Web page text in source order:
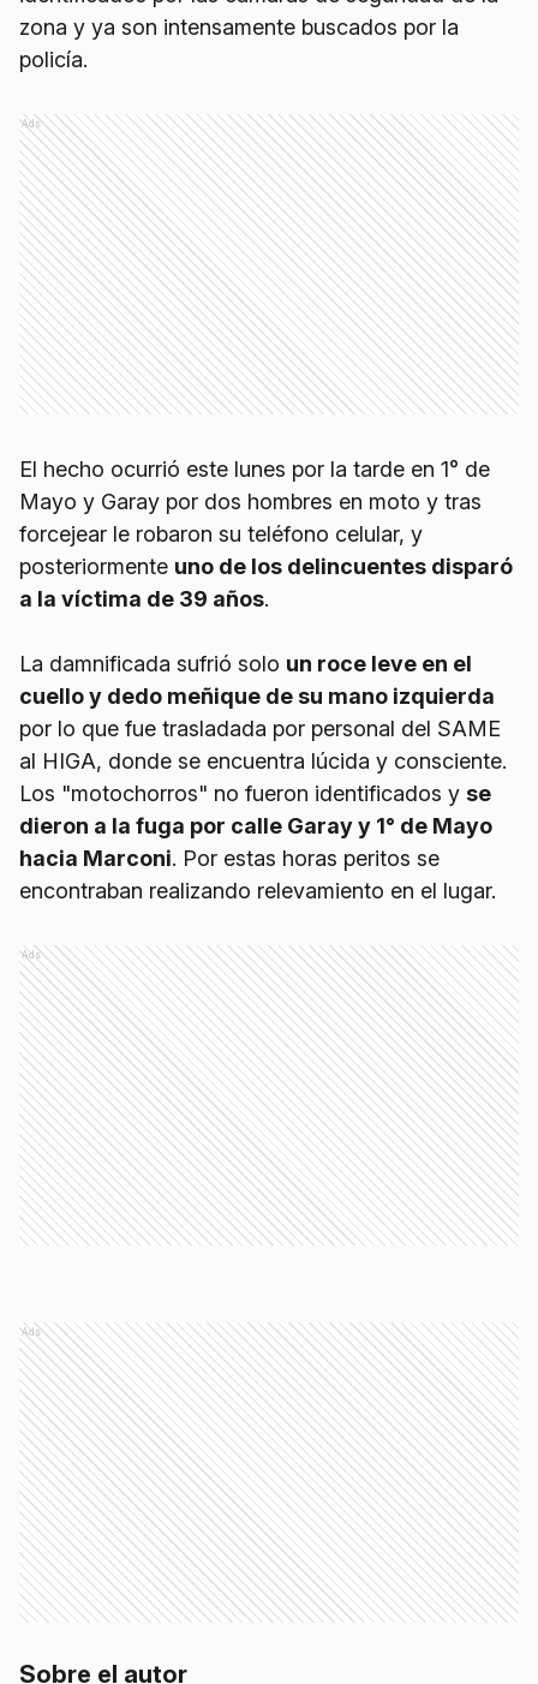
zona y ya son intensamente buscados por la
policía.
Ads
El hecho ocurrió este lunes por la tarde en 1° de
Mayo y Garay por dos hombres en moto y tras
forcejear le robaron su teléfono celular, y
posteriormente uno de los delincuentes disparó
a la víctima de 39 años.
La damnificada sufrió solo un roce leve en el
cuello y dedo meñique de su mano izquierda
por lo que fue trasladada por personal del SAME
al HIGA, donde se encuentra lúcida y consciente.
Los "motochorros" no fueron identificados y se
dieron a la fuga por calle Garay y 1° de Mayo
hacia Marconi. Por estas horas peritos se
encontraban realizando relevamiento en el lugar.
Ads
Ads
Sobre el autor